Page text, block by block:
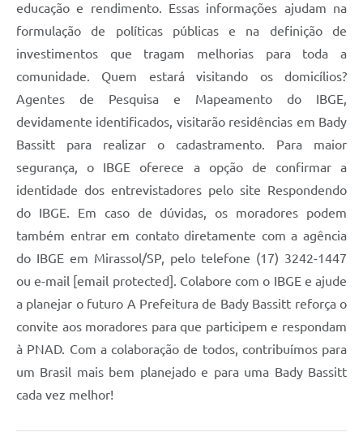
educação e rendimento. Essas informações ajudam na
formulação de políticas públicas e na definição de
investimentos que tragam melhorias para toda a
comunidade. Quem estará visitando os domicílios?
Agentes de Pesquisa e Mapeamento do IBGE,
devidamente identificados, visitarão residências em Bady
Bassitt para realizar o cadastramento. Para maior
segurança, o IBGE oferece a opção de confirmar a
identidade dos entrevistadores pelo site Respondendo
do IBGE. Em caso de dúvidas, os moradores podem
também entrar em contato diretamente com a agência
do IBGE em Mirassol/SP, pelo telefone (17) 3242-1447
ou e-mail [email protected]. Colabore com o IBGE e ajude
a planejar o futuro A Prefeitura de Bady Bassitt reforça o
convite aos moradores para que participem e respondam
à PNAD. Com a colaboração de todos, contribuímos para
um Brasil mais bem planejado e para uma Bady Bassitt
cada vez melhor!